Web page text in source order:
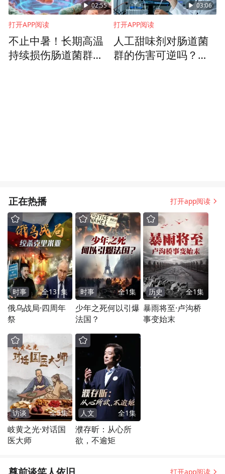
02:55
打开APP阅读
不止中暑！长期高温
持续损伤肠道菌群，
03:06
打开APP阅读
人工甜味剂对肠道菌
群的伤害可逆吗？结
正在热播 打开app阅读
时事 全131集
俄乌战局·四周年
祭
时事 全1集
少年之死何以引爆
法国？
历史 全1集
暴雨将至·卢沟桥
事变始末
访谈 全5集
岐黄之光·对话国
医大师
人文 全1集
濮存昕：从心所
欲，不逾矩
打开app阅读